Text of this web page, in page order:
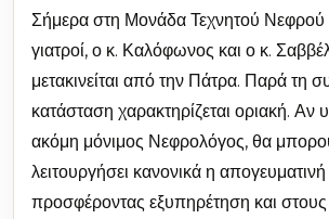
Σήμερα στη Μονάδα Τεχνητού
γιατροί, ο κ. Καλόφωνος και ο κ.
μετακινείται από την Πάτρα. Παρά τη
κατάσταση χαρακτηρίζεται οριακή. Αν
ακόμη μόνιμος Νεφρολόγος, θα
λειτουργήσει κανονικά η
προσφέροντας εξυπηρέτηση και στους